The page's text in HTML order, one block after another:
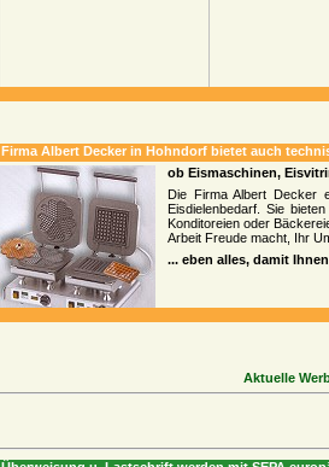
Firma Albert Decker in Hohndorf bietet auch
ob Eismaschinen,
Die Firma Albert Decker
Eisdielenbedarf. Sie
Konditoreien oder
Arbeit Freude macht, Ihr
... eben alles, damit
Aktuelle